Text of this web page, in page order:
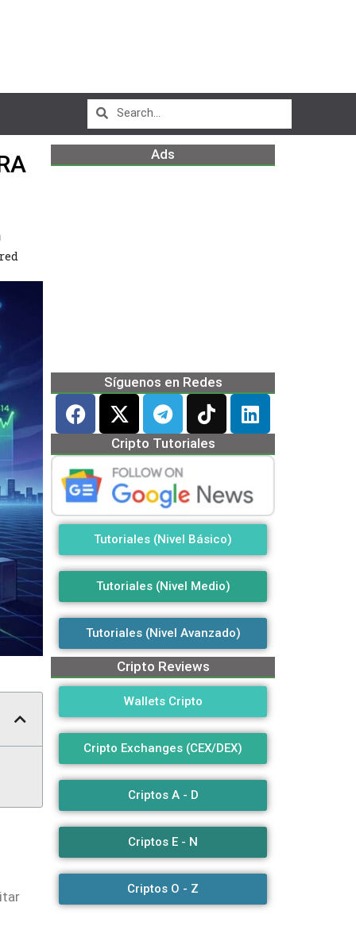
Ads
Síguenos en Redes
Cripto Tutoriales
Tutoriales (Nivel Básico)
Tutoriales (Nivel Medio)
Tutoriales (Nivel Avanzado)
Cripto Reviews
Wallets Cripto
Cripto Exchanges (CEX/DEX)
Criptos A - D
Criptos E - N
Criptos O - Z